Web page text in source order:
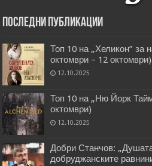
Последни публикации
Топ 10 на „Хеликон” за
октомври – 12 октомври)
12.10.2025
Топ 10 на „Ню Йорк
октомври)
12.10.2025
Добри Станчов:
добруджанските